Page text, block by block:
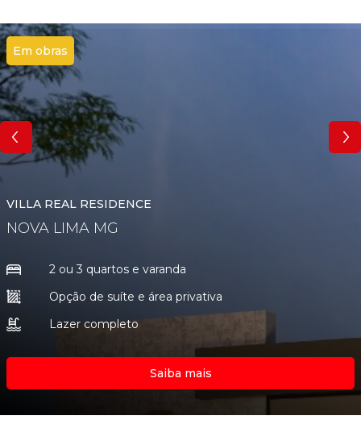
Em obras
VILLA REAL RESIDENCE
NOVA LIMA MG
2 ou 3 quartos e varanda
Opção de suíte e área privativa
Lazer completo
Saiba mais